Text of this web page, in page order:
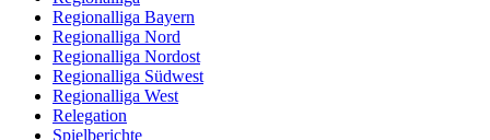
Regionalliga Bayern
Regionalliga Nord
Regionalliga Nordost
Regionalliga Südwest
Regionalliga West
Relegation
Spielberichte